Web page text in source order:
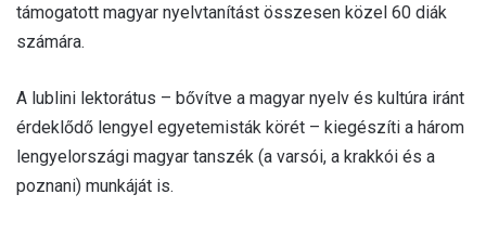
támogatott magyar nyelvtanítást összesen közel 60 diák
számára.
A lublini lektorátus – bővítve a magyar nyelv és kultúra iránt
érdeklődő lengyel egyetemisták körét – kiegészíti a három
lengyelországi magyar tanszék (a varsói, a krakkói és a
poznani) munkáját is.